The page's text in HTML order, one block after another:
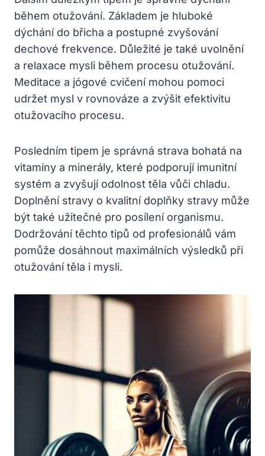
během otužování. Základem je hluboké
dýchání do břicha a postupné zvyšování
dechové frekvence. Důležité je také uvolnění
a relaxace mysli během procesu otužování.
Meditace a jógové cvičení mohou pomoci
udržet mysl v rovnováze a zvýšit efektivitu
otužovacího procesu.
Posledním tipem je správná strava bohatá na
vitamíny a minerály, které podporují imunitní
systém a zvyšují odolnost těla vůči chladu.
Doplnění stravy o kvalitní doplňky stravy může
být také užitečné pro posílení organismu.
Dodržování těchto tipů od profesionálů vám
pomůže dosáhnout maximálních výsledků při
otužování těla i mysli.